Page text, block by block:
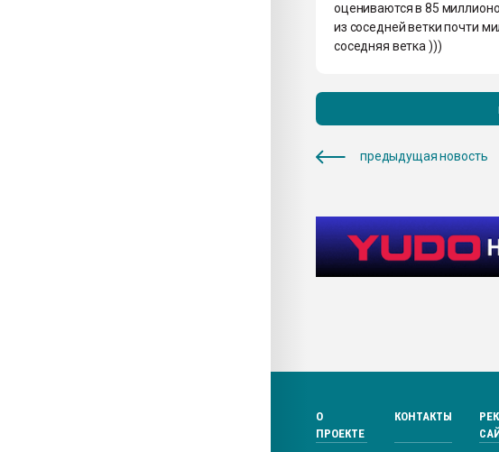
оцениваются в 85
из соседней ветки почти
соседняя ветка )))
предыдущая новость
О
ПРОЕКТЕ
КОНТАКТЫ